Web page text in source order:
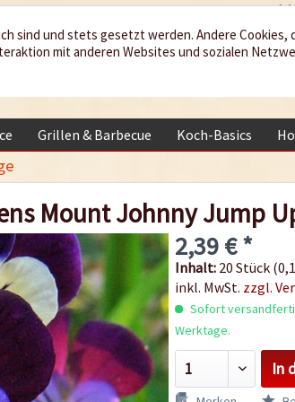
Grillen & Barbecue Koch-Basics
Mount Johnny Jump
2,39 € *
Inhalt: 20 Stück
inkl. MwSt. zzgl.
Sofort
Werktage.
In
sind und stets gesetzt werden. Andere Cookies,
mit anderen Websites und sozialen